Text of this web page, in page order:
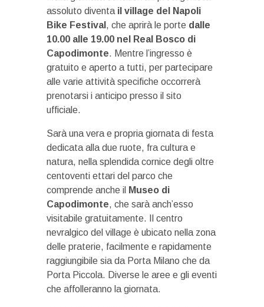
assoluto diventa il village del Napoli
Bike Festival , che aprirà le porte dalle
10.00 alle 19.00 nel Real Bosco di
Capodimonte. Mentre l’ingresso è
gratuito e aperto a tutti, per partecipare
alle varie attività specifiche occorrerà
prenotarsi i anticipo presso il sito
ufficiale.
Sarà una vera e propria giornata di festa
dedicata alla due ruote, fra cultura e
natura, nella splendida cornice degli oltre
centoventi ettari del parco che
comprende anche il Museo di
Capodimonte, che sarà anch’esso
visitabile gratuitamente. Il centro
nevralgico del village è ubicato nella zona
delle praterie, facilmente e rapidamente
raggiungibile sia da Porta Milano che da
Porta Piccola. Diverse le aree e gli eventi
che affolleranno la giornata.